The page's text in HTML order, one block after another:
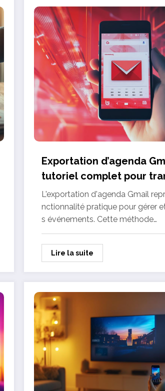
Exportation d’agenda
tutoriel complet pour
vos événements
L'exportation d'agenda Gmail
nctionnalité pratique pour gérer
s événements. Cette méthode…
Lire la suite